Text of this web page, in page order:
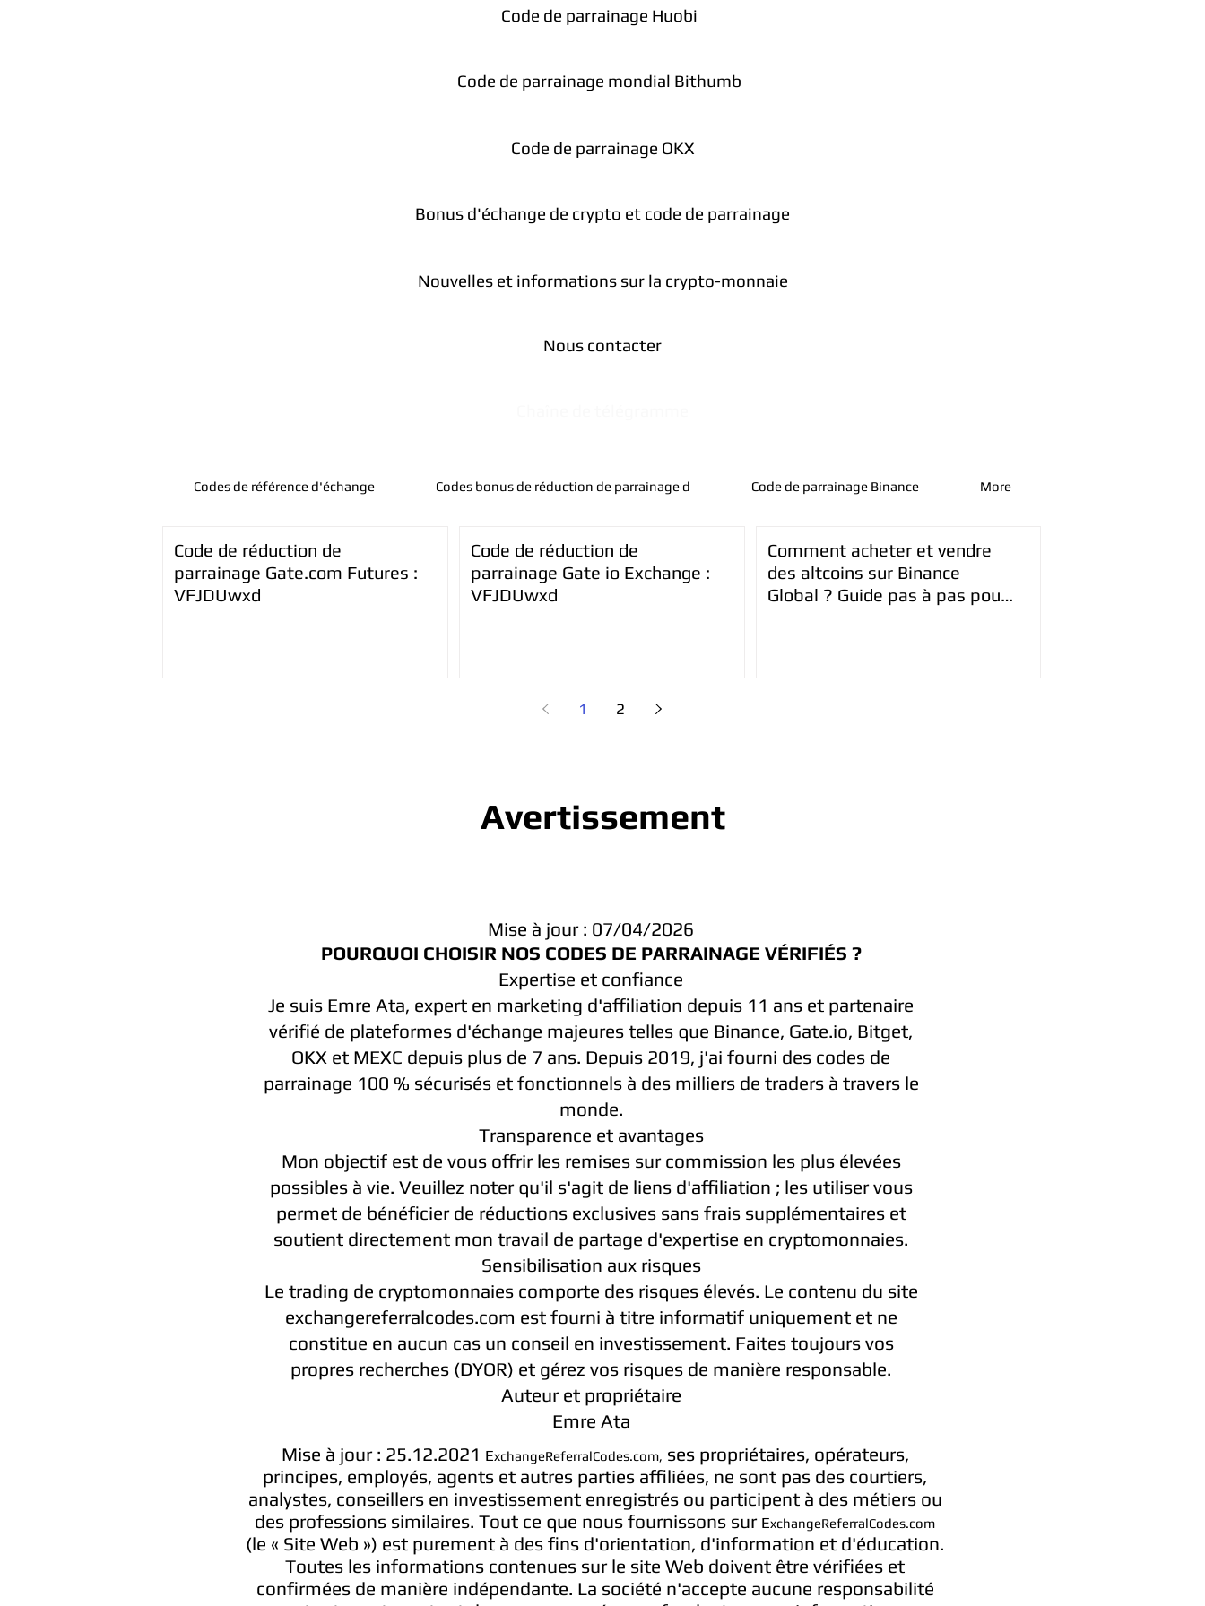
Code de parrainage Huobi
Code de parrainage mondial Bithumb
Code de parrainage OKX
Bonus d'échange de crypto et code de parrainage
Nouvelles et informations sur la crypto-monnaie
Nous contacter
Codes de référence d'échange Codes bonus de réduction de parrainage d Code de parrainage Binance More
Code de réduction de
parrainage Gate.com Futures :
VFJDUwxd
Code de réduction de
parrainage Gate io Exchange :
VFJDUwxd
Comment acheter et vendre
des altcoins sur Binance
Global ? Guide pas à pas pour
1 2
Avertissement
Mise à jour : 07/04/2026
POURQUOI CHOISIR NOS CODES DE PARRAINAGE VÉRIFIÉS ?
Expertise et confiance
Je suis Emre Ata, expert en marketing d'affiliation depuis 11 ans et partenaire
vérifié de plateformes d'échange majeures telles que Binance, Gate.io, Bitget,
OKX et MEXC depuis plus de 7 ans. Depuis 2019, j'ai fourni des codes de
parrainage 100 % sécurisés et fonctionnels à des milliers de traders à travers le
monde.
Transparence et avantages
Mon objectif est de vous offrir les remises sur commission les plus élevées
possibles à vie. Veuillez noter qu'il s'agit de liens d'affiliation ; les utiliser vous
permet de bénéficier de réductions exclusives sans frais supplémentaires et
soutient directement mon travail de partage d'expertise en cryptomonnaies.
Sensibilisation aux risques
Le trading de cryptomonnaies comporte des risques élevés. Le contenu du site
exchangereferralcodes.com est fourni à titre informatif uniquement et ne
constitue en aucun cas un conseil en investissement. Faites toujours vos
propres recherches (DYOR) et gérez vos risques de manière responsable.
Auteur et propriétaire
Emre Ata
Mise à jour : 25.12.2021 ExchangeReferralCodes.com, ses propriétaires, opérateurs,
principes, employés, agents et autres parties affiliées, ne sont pas des courtiers,
analystes, conseillers en investissement enregistrés ou participent à des métiers ou
des professions similaires. Tout ce que nous fournissons sur ExchangeReferralCodes.com
(le « Site Web ») est purement à des fins d'orientation, d'information et d'éducation.
Toutes les informations contenues sur le site Web doivent être vérifiées et
confirmées de manière indépendante. La société n'accepte aucune responsabilité